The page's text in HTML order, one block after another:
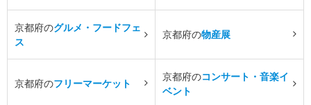
京都府のグルメ・フードフェ
ス
京都府の物産展
京都府のフリーマーケット
京都府のコンサート・音楽イ
ベント